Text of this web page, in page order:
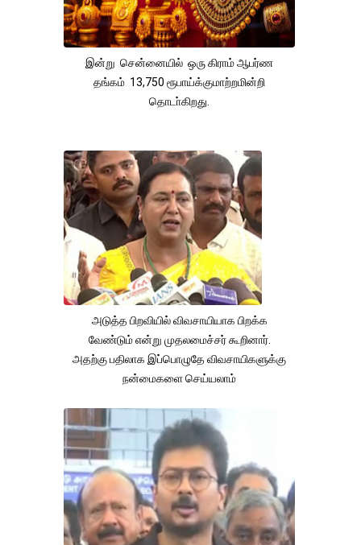
இன்று சென்னையில் ஒரு கிராம் ஆபர்ண
தங்கம் 13,750 ரூபாய்க்குமாற்றமின்றி
தொடா்கிறது.
அடுத்த பிறவியில் விவசாயியாக பிறக்க
வேண்டும் என்று முதலமைச்சர் கூறினார்.
அதற்கு பதிலாக இப்பொழுதே விவசாயிகளுக்கு
நன்மைகளை செய்யலாம்